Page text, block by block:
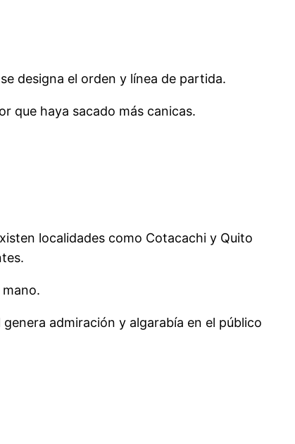
designa el orden y línea de partida.
que haya sacado más canicas.
localidades como Cotacachi y Quito
admiración y algarabía en el público